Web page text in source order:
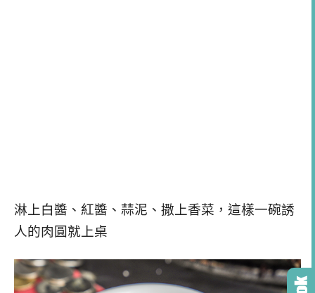
淋上白醬、紅醬、蒜泥、撒上香菜，這樣一碗誘
人的肉圓就上桌